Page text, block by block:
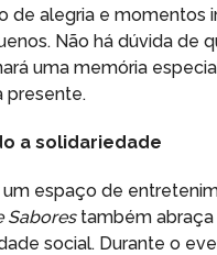
de alegria e momentos
Não há dúvida de
uma memória
presente.
a solidariedade
espaço de
Saborestambém abraça
social. Durante o